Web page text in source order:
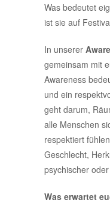
Was bedeutet
ist sie auf
In unserer
gemeinsam mit
Awareness
und ein
geht darum,
alle Menschen
respektiert
Geschlecht,
psychischer
Was erwartet